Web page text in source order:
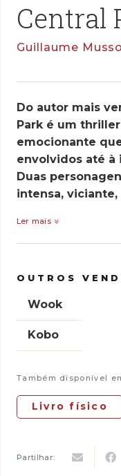
Central
Guillaume Musso
Do autor mais
Park é um
emocionante
envolvidos até à
Duas
intensa,
Ler mais
OUTROS
Wook
Kobo
Também disponível
Livro físico
Partilhar: